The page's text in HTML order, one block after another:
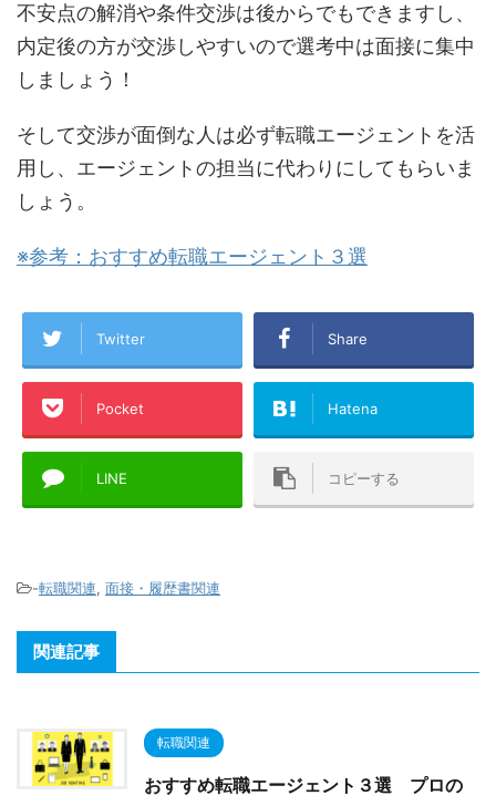
不安点の解消や条件交渉は後からでもできますし、
内定後の方が交渉しやすいので選考中は面接に集中
しましょう！
そして交渉が面倒な人は必ず転職エージェントを活
用し、エージェントの担当に代わりにしてもらいま
しょう。
※参考：おすすめ転職エージェント３選
Twitter Share
Pocket Hatena
LINE コピーする
-転職関連, 面接・履歴書関連
関連記事
転職関連
おすすめ転職エージェント３選 プロの